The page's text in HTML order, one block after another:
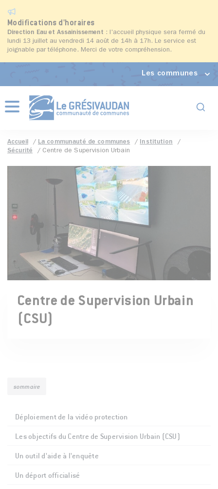
Modifications d'horaires
Direction Eau et Assainissement : l'accueil physique sera fermé du
lundi 13 juillet au vendredi 14 août de 14h à 17h. Le service est
joignable par téléphone. Merci de votre compréhension.
Les communes
Menu
Accueil La communauté de communes
Institution
Sécurité
Centre de Supervision Urbain
Centre de Supervision Urbain
(CSU)
sommaire
Déploiement de la vidéo protection
Les objectifs du Centre de Supervision Urbain (CSU)
Un outil d'aide à l'enquête
Un déport officialisé